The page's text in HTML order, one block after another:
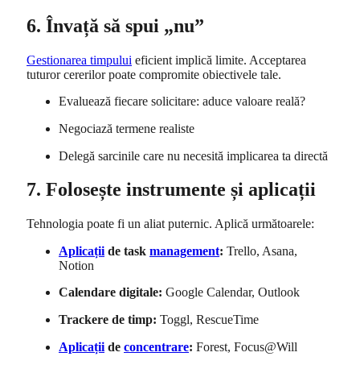
6. Învață să spui „nu”
Gestionarea timpului eficient implică limite. Acceptarea
tuturor cererilor poate compromite obiectivele tale.
Evaluează fiecare solicitare: aduce valoare reală?
Negociază termene realiste
Delegă sarcinile care nu necesită implicarea ta directă
7. Folosește instrumente și aplicații
Tehnologia poate fi un aliat puternic. Aplică următoarele:
Aplicații de task management: Trello, Asana,
Notion
Calendare digitale: Google Calendar, Outlook
Trackere de timp: Toggl, RescueTime
Aplicații de concentrare: Forest, Focus@Will